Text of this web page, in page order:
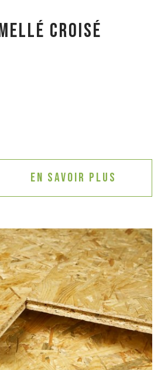
croisé
En savoir plus